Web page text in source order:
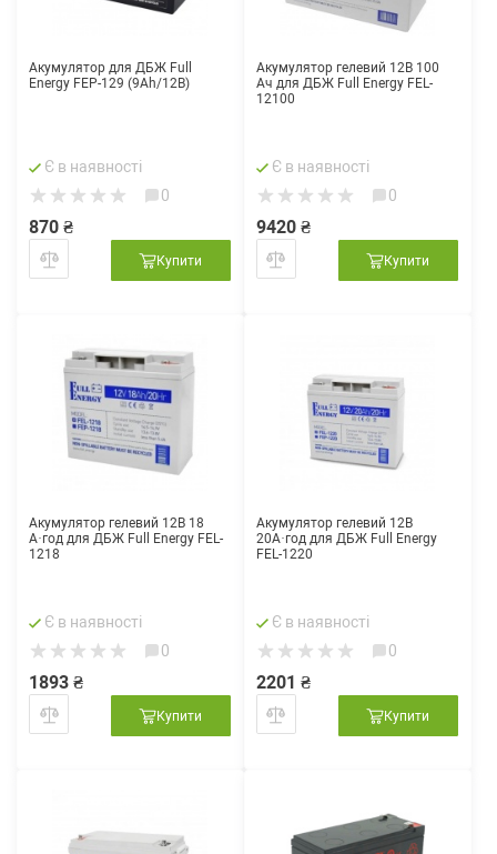
Акумулятор для ДБЖ Full
Energy FEP-129 (9Ah/12В)
Є в наявності
0
870 ₴
Купити
Акумулятор гелевий 12В 100
Ач для ДБЖ Full Energy FEL-
12100
Є в наявності
0
9420 ₴
Купити
Акумулятор гелевий 12В 18
А·год для ДБЖ Full Energy FEL-
1218
Є в наявності
0
1893 ₴
Купити
Акумулятор гелевий 12В
20А·год для ДБЖ Full Energy
FEL-1220
Є в наявності
0
2201 ₴
Купити